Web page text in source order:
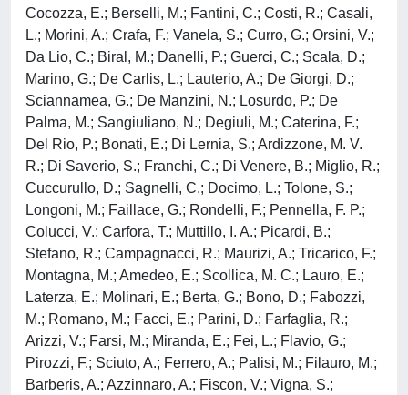
Cocozza, E.; Berselli, M.; Fantini, C.; Costi, R.; Casali,
L.; Morini, A.; Crafa, F.; Vanela, S.; Curro, G.; Orsini, V.;
Da Lio, C.; Biral, M.; Danelli, P.; Guerci, C.; Scala, D.;
Marino, G.; De Carlis, L.; Lauterio, A.; De Giorgi, D.;
Sciannamea, G.; De Manzini, N.; Losurdo, P.; De
Palma, M.; Sangiuliano, N.; Degiuli, M.; Caterina, F.;
Del Rio, P.; Bonati, E.; Di Lernia, S.; Ardizzone, M. V.
R.; Di Saverio, S.; Franchi, C.; Di Venere, B.; Miglio, R.;
Cuccurullo, D.; Sagnelli, C.; Docimo, L.; Tolone, S.;
Longoni, M.; Faillace, G.; Rondelli, F.; Pennella, F. P.;
Colucci, V.; Carfora, T.; Muttillo, I. A.; Picardi, B.;
Stefano, R.; Campagnacci, R.; Maurizi, A.; Tricarico, F.;
Montagna, M.; Amedeo, E.; Scollica, M. C.; Lauro, E.;
Laterza, E.; Molinari, E.; Berta, G.; Bono, D.; Fabozzi,
M.; Romano, M.; Facci, E.; Parini, D.; Farfaglia, R.;
Arizzi, V.; Farsi, M.; Miranda, E.; Fei, L.; Flavio, G.;
Pirozzi, F.; Sciuto, A.; Ferrero, A.; Palisi, M.; Filauro, M.;
Barberis, A.; Azzinnaro, A.; Fiscon, V.; Vigna, S.;